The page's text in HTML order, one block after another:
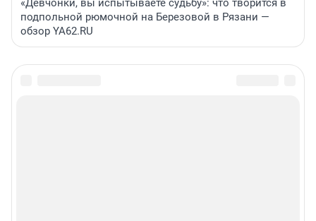
«Девчонки, вы испытываете судьбу»: что творится в
подпольной рюмочной на Березовой в Рязани —
обзор YA62.RU